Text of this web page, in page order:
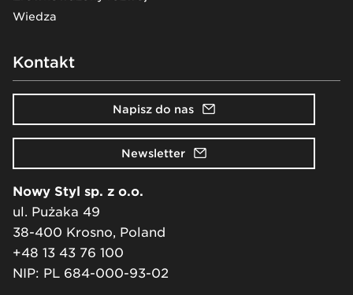
Wiedza
Kontakt
Napisz do nas
Newsletter
Nowy Styl sp. z o.o.
ul. Pużaka 49
38-400 Krosno, Poland
+48 13 43 76 100
NIP: PL 684-000-93-02